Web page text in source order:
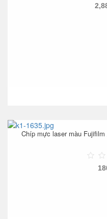
Chíp mực laser màu Fujifilm